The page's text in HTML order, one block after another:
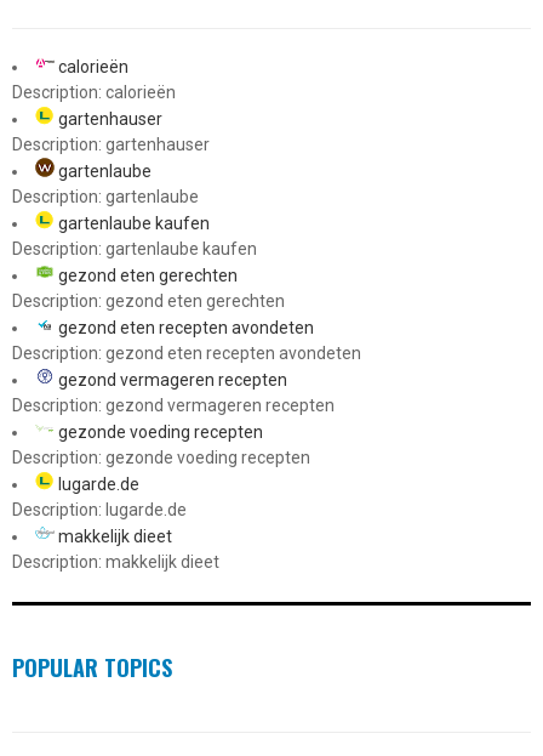
calorieën
Description: calorieën
gartenhauser
Description: gartenhauser
gartenlaube
Description: gartenlaube
gartenlaube kaufen
Description: gartenlaube kaufen
gezond eten gerechten
Description: gezond eten gerechten
gezond eten recepten avondeten
Description: gezond eten recepten avondeten
gezond vermageren recepten
Description: gezond vermageren recepten
gezonde voeding recepten
Description: gezonde voeding recepten
lugarde.de
Description: lugarde.de
makkelijk dieet
Description: makkelijk dieet
POPULAR TOPICS